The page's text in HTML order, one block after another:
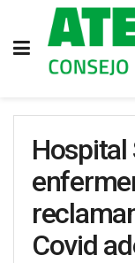
Hospital
Covid